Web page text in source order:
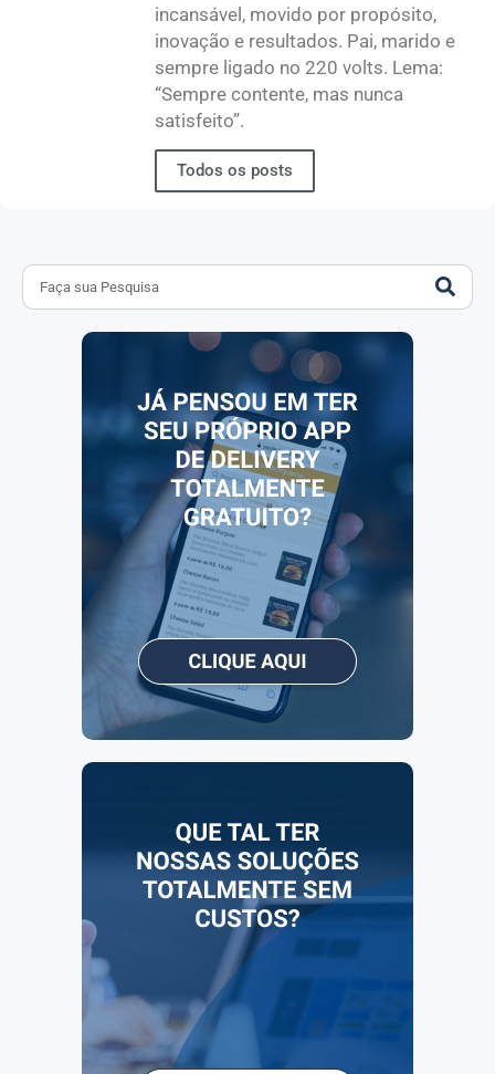
incansável, movido por propósito,
inovação e resultados. Pai, marido e
sempre ligado no 220 volts. Lema:
“Sempre contente, mas nunca
satisfeito”.
Todos os posts